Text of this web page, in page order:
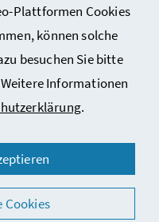
Plattformen Cookies
können solche
besuchen Sie bitte
Informationen
.
Cookies
Soziales, Gesundheit,